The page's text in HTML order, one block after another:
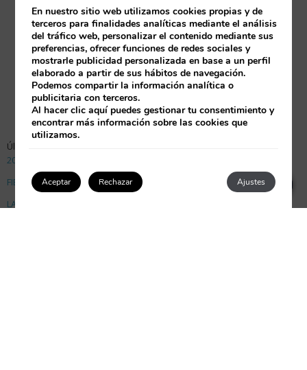
equipo que conforma el hotel así también como de las
autoridades de la provincia que nos han ayudado a poder
ejecutar el proyecto,
Leer artículo completo
Últimos Post
2023, Año Picasso
FIESTAS POPULARES DE MÁLAGA
LA PROVINCIA DE MÁLAGA
En nuestro sitio web utilizamos cookies propias y de
terceros para finalidades analíticas mediante el análisis
del tráfico web, personalizar el contenido mediante sus
preferencias, ofrecer funciones de redes sociales y
mostrarle publicidad personalizada en base a un perfil
elaborado a partir de sus hábitos de navegación.
Podemos compartir la información analítica o
publicitaria con terceros.
Al hacer clicaquípuedes gestionar tu consentimiento y
encontrar más información sobre las cookies que
utilizamos.
Aceptar Ajustes
Rechazar
How can I help you? 1